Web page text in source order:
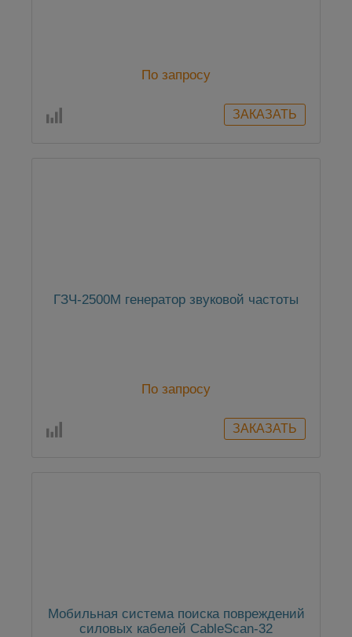
По запросу
ГЗЧ-2500М генератор звуковой частоты
По запросу
Мобильная система поиска повреждений
силовых кабелей CableScan-32